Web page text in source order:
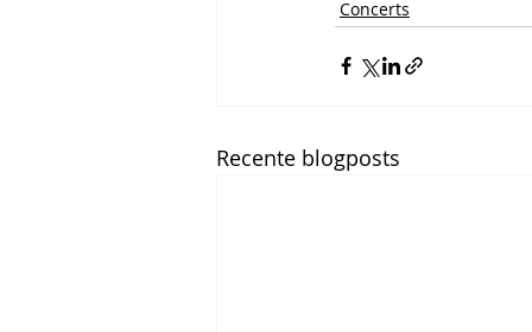
Concerts
Recente blogposts